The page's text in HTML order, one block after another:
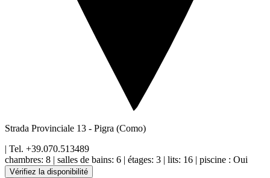
Strada Provinciale 13 - Pigra (Como)
| Tel. +39.070.513489
chambres: 8 | salles de bains: 6 | étages: 3 | lits: 16 | piscine : Oui
Vérifiez la disponibilité